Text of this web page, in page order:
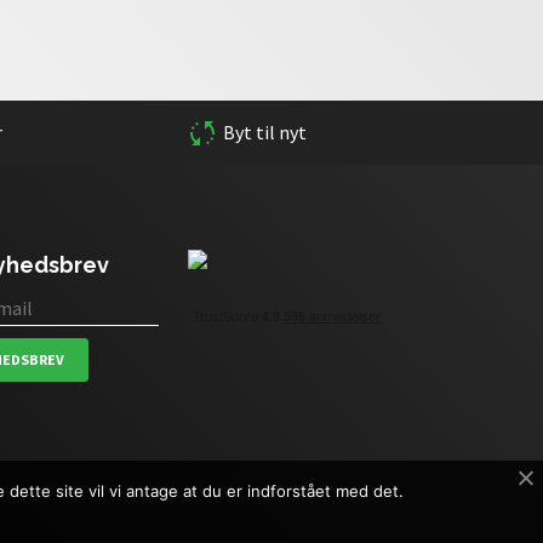
Byt til nyt
site vil vi antage at du er indforstået med det.